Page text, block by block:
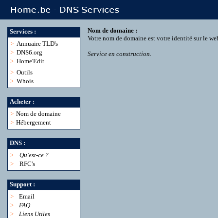
Services :
> Annuaire TLD's
> DNS6.org
> Home'Edit
> Outils
> Whois
Acheter :
> Nom de domaine
> Hébergement
DNS :
>
Qu'est-ce ?
>
RFC's
Support :
>
Email
>
FAQ
>
Liens Utiles
Nom de domaine :
Votre nom de domaine est votre identité sur le
Service en construction.